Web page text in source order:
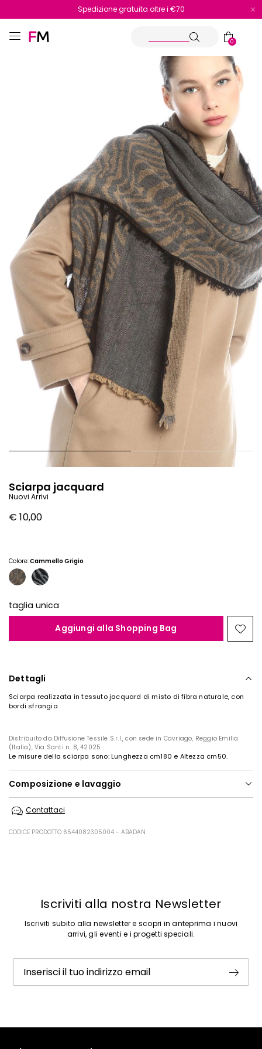
Reso facile e veloce
Spedizione gratuita oltre i €70
0
Sciarpa jacquard
Nuovi Arrivi
€ 10,00
Colore:Cammello Grigio
taglia unica
Aggiungi alla Shopping Bag
nella
Dettagli
Sciarpa realizzata in tessuto jacquard di misto di fibra naturale, con
bordi sfrangia
Distribuito da Diffusione Tessile S.r.l., con sede in Cavriago, Reggio Emilia
(Italia), Via Santi n. 8, 42025
Le misure della sciarpa sono: Lunghezza cm180 e Altezza cm50.
Composizione e lavaggio
asciugare in tamburo; asciugare appeso in ombra; ferro tiepido max
professionale.
Contattaci
CODICE PRODOTTO 6544082305004 - ABADAN
Iscriviti alla nostra Newsletter
Iscriviti subito alla newsletter e scopri in anteprima i nuovi
arrivi, gli eventi e i progetti speciali.
Inserisci il tuo indirizzo email